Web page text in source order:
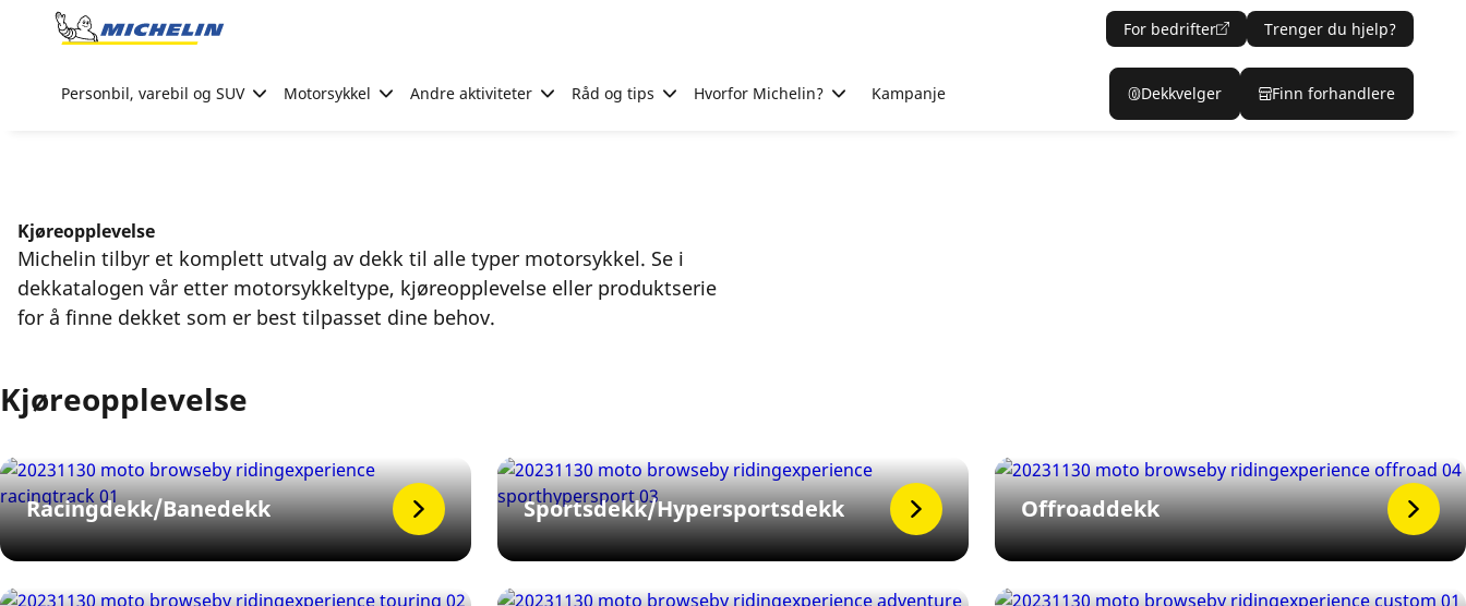
Go to page content
For bedrifter Trenger du hjelp?
Personbil, varebil og SUV Motorsykkel Andre aktiviteter Råd og tips Hvorfor Michelin? Kampanje Dekkvelger Finn forhandlere
Kjøreopplevelse
Michelin tilbyr et komplett utvalg av dekk til alle typer motorsykkel. Se i
dekkatalogen vår etter motorsykkeltype, kjøreopplevelse eller produktserie
for å finne dekket som er best tilpasset dine behov.
Kjøreopplevelse
Racingdekk/Banedekk Sportsdekk/Hypersportsdekk Offroaddekk